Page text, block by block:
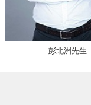
彭北洲先生